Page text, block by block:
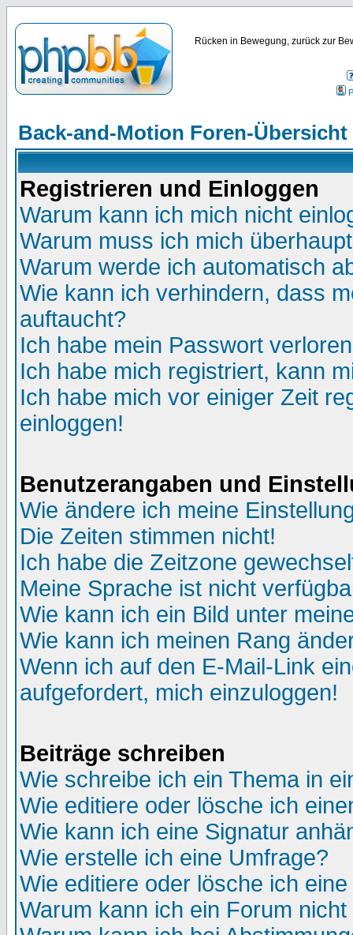
Rücken in Bewegung, zurück zur
Back-and-Motion Foren-Übersicht
Registrieren und Einloggen
Warum kann ich mich nicht
Warum muss ich mich
Warum werde ich automatisch
Wie kann ich verhindern, dass
auftaucht?
Ich habe mein Passwort
Ich habe mich registriert, kann
Ich habe mich vor einiger Zeit
einloggen!
Benutzerangaben und
Wie ändere ich meine
Die Zeiten stimmen nicht!
Ich habe die Zeitzone
Meine Sprache ist nicht
Wie kann ich ein Bild unter
Wie kann ich meinen Rang
Wenn ich auf den E-Mail-Link
aufgefordert, mich einzuloggen!
Beiträge schreiben
Wie schreibe ich ein Thema in
Wie editiere oder lösche ich
Wie kann ich eine Signatur
Wie erstelle ich eine Umfrage?
Wie editiere oder lösche ich
Warum kann ich ein Forum